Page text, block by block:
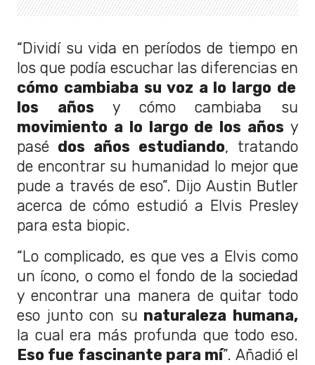
“Dividí su vida en períodos de tiempo en
los que podía escuchar las diferencias en
cómo cambiaba su voz a lo largo de
los años y cómo cambiaba su
movimiento a lo largo de los años y
pasé dos años estudiando, tratando
de encontrar su humanidad lo mejor que
pude a través de eso”. Dijo Austin Butler
acerca de cómo estudió a Elvis Presley
para esta biopic.
“Lo complicado, es que ves a Elvis como
un ícono, o como el fondo de la sociedad
y encontrar una manera de quitar todo
eso junto con su naturaleza humana,
la cual era más profunda que todo eso.
Eso fue fascinante para mí”. Añadió el